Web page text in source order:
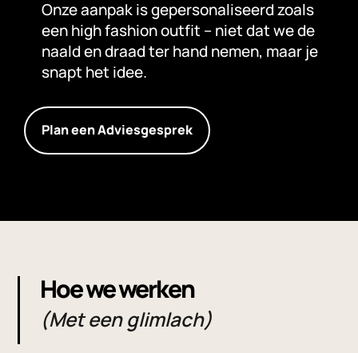
Onze aanpak is gepersonaliseerd zoals
een high fashion outfit – niet dat we de
naald en draad ter hand nemen, maar je
snapt het idee.
Plan een Adviesgesprek
Hoe we werken
(Met een glimlach)